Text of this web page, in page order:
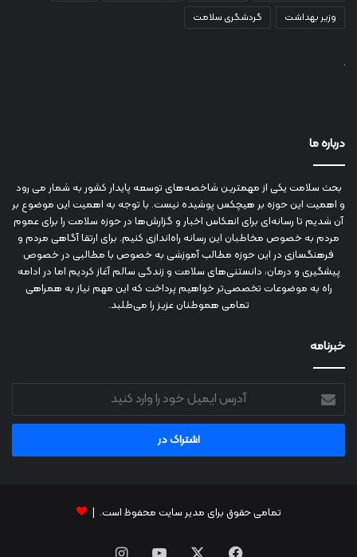
وزیر بهداشت
گردشگری سلامت
درباره ما
بحث سلامت یکی از مهمترین شاخصه‌های توسعه پایدار کشور به شمار می رود
و اهمیت این حوزه بر هیچکس پوشیده نیست. با توجه به اهمیت این موضوع بر
آن شدیم تا رسانه‌ای برای انعکاس اخبار و گزارش‌ها در حوزه سلامت را برای عموم
مردم به خصوص مخاطبان این رسانه راه‌اندازی کنیم. برای ارتقا آگاهی مردم و
فرهنگسازی در این حوزه مطالب آموزشی به خصوص با مطالبی در خصوص
پیشگیری و درمان، دانستنی‌های سلامت و زندگی سالم آغاز کردیم اما در ادامه
راه به موضوعات تخصصی‌تر خواهیم پرداخت که این مهم نیاز به همراهی
تمامی هموطنان عزیز را می‌طلبد.
خبرنامه
آدرس
ایمیل
خود
وارد
تمامی حقوق برای مدیر سایت محفوظ است. |